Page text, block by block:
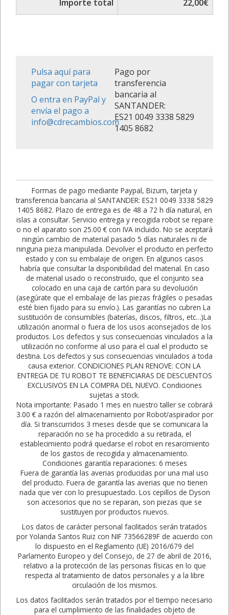
Importe total
22,00€
Pulsa aquí para
pagar con tarjeta
O entra en PayPal y
envía el pago a
info@cdrecambios.com
Pago por
transferencia
bancaria al
SANTANDER:
ES21 0049 3338 5829
1405 8682
Formas de pago mediante Paypal, Bizum, tarjeta y
transferencia bancaria al SANTANDER: ES21 0049 3338 5829
1405 8682. Plazo de entrega es de 48 a 72 h día natural, en
islas a consultar. Servicio entrega y recogida robot se repare
o no el aparato son 25.00 € con IVA incluido. No se aceptará
ningún cambio de material pasado 5 días naturales ni de
ninguna pieza manipulada. Devolver el producto en perfecto
estado y con su embalaje de origen. En algunos casos
habría que consultar la disponibilidad del material. En caso
de material usado o reconstruido, que el conjunto sea
colocado en una caja de cartón para su devolución
(asegúrate que el embalaje de las piezas frágiles o pesadas
esté bien fijado para su envío.). Las garantías no cubren La
sustitución de consumibles (baterías, discos, filtros, etc…)La
utilización anormal o fuera de los usos aconsejados de los
productos. Los defectos y sus consecuencias vinculados a la
utilización no conforme al uso para el cual el producto se
destina. Los defectos y sus consecuencias vinculados a toda
causa exterior. CONDICIONES PLAN RENOVE: CON LA
ENTREGA DE TU ROBOT TE BENEFICIARAS DE DESCUENTOS
EXCLUSIVOS EN LA COMPRA DEL NUEVO. Condiciones
sujetas a stock.
Nota importante: Pasado 1 mes en nuestro taller se cobrará
3.00 € a razón del almacenamiento por Robot/aspirador por
día. Si transcurridos 3 meses desde que se comunicara la
reparación no se ha procedido a su retirada, el
establecimiento podrá quedarse el robot en resarcimiento
de los gastos de recogida y almacenamiento.
Condiciones garantía reparaciones: 6 meses
Fuera de garantía las averias producidas por una mal uso
del producto. Fuera de garantía las averias que no tienen
nada que ver con lo presupuestado. Los cepillos de Dyson
son accesorios que no se reparan, son piezas que se
sustituyen por productos nuevos.
Los datos de carácter personal facilitados serán tratados
por Yolanda Santos Ruiz con NIF 73566289F de acuerdo con
lo dispuesto en el Reglamento (UE) 2016/679 del
Parlamento Europeo y del Consejo, de 27 de abril de 2016,
relativo a la protección de las personas físicas en lo que
respecta al tratamiento de datos personales y a la libre
circulación de los mismos.
Los datos facilitados serán tratados por el tiempo necesario
para el cumplimiento de las finalidades objeto de